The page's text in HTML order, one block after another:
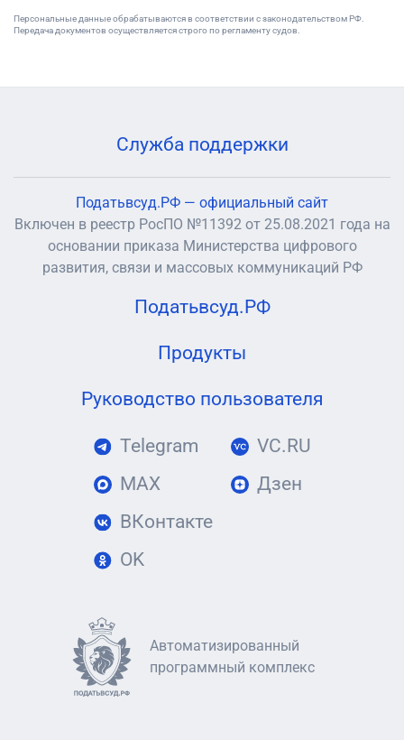
Персональные данные обрабатываются в соответствии с законодательством РФ.
Передача документов осуществляется строго по регламенту судов.
Служба поддержки
Податьвсуд.РФ — официальный сайт
Включен в реестр РосПО №11392 от 25.08.2021 года на
основании приказа Министерства цифрового
развития, связи и массовых коммуникаций РФ
Податьвсуд.РФ
Продукты
Руководство пользователя
Telegram
MAX
ВКонтакте
OK
VC.RU
Дзен
Автоматизированный
программный комплекс